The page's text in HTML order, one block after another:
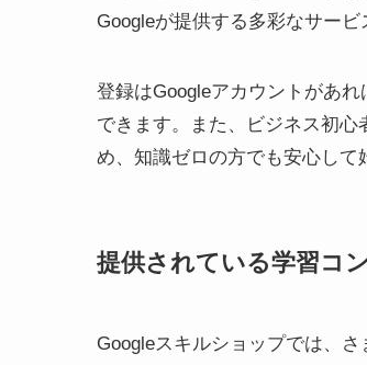
Googleが提供する多彩なサー
登録はGoogleアカウントがあ
できます。また、ビジネス初
め、知識ゼロの方でも安心して
提供されている学習コ
Googleスキルショップでは、